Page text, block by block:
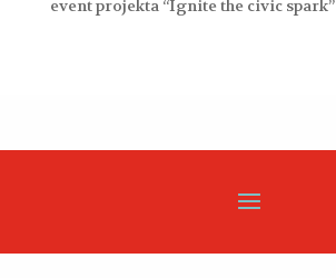
event projekta “Ignite the civic spark”